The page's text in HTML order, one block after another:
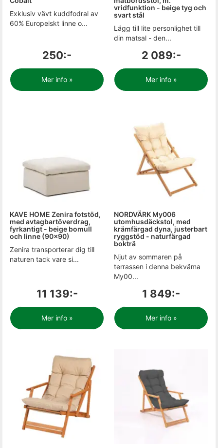
Exklusiv vävt kuddfodral av
60% Europeiskt linne o...
250:-
Mer info »
vridfunktion - beige tyg och
svart stål
Lägg till lite personlighet till
din matsal - den...
2 089:-
Mer info »
KAVE HOME Zenira fotstöd,
med avtagbartöverdrag,
fyrkantigt - beige bomull
och linne (90x90)
Zenira transporterar dig till
naturen tack vare si...
11 139:-
Mer info »
NORDVÄRK My006
utomhusdäckstol, med
krämfärgad dyna, justerbart
ryggstöd - naturfärgad
bokträ
Njut av sommaren på
terrassen i denna bekväma
My00...
1 849:-
Mer info »